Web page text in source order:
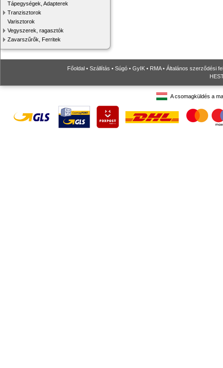
Tápegységek, Adapterek
Tranzisztorok
Varisztorok
Vegyszerek, ragasztók
Zavarszűrők, Ferritek
Főoldal • Szállítás • Súgó • GyIK • RMA• Általános szerződési
A csomagküldés a